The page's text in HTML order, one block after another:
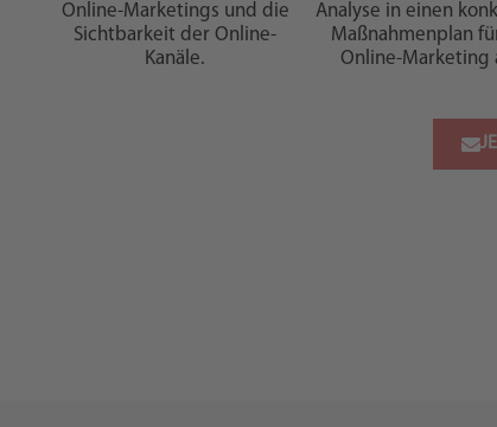
Online-Marketings und die
Sichtbarkeit der Online-
Kanäle.
Analyse in einen
Maßnahmenplan
Online-Marketing